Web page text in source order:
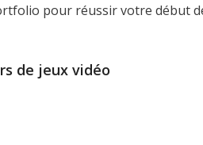
pour réussir votre début
de jeux vidéo